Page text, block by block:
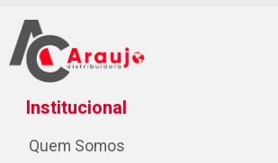
Institucional
Quem Somos